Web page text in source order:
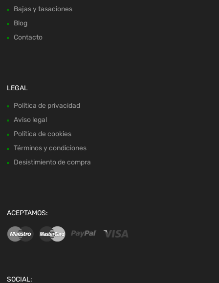
Bajas y tasaciones
Blog
Contacto
LEGAL
Política de privacidad
Aviso legal
Política de cookies
Términos y condiciones
Desistimiento de compra
ACEPTAMOS:
SOCIAL: